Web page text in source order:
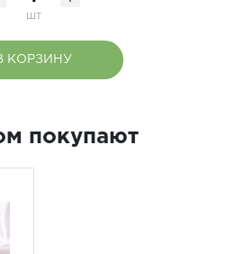
шт
КОРЗИНУ
покупают